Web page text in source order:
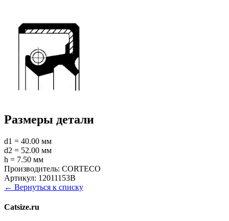
Размеры детали
d1 = 40.00 мм
d2 = 52.00 мм
h = 7.50 мм
Производитель: CORTECO
Артикул: 12011153B
← Вернуться к списку
Catsize.ru